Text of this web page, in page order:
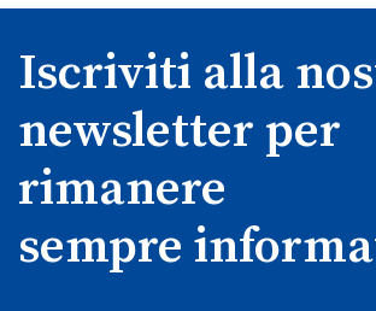
Iscriviti alla
newsletter per
rimanere
sempre